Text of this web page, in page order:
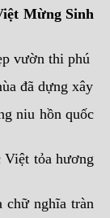
Sinh
thi phú
xây
quốc
hương
tràn